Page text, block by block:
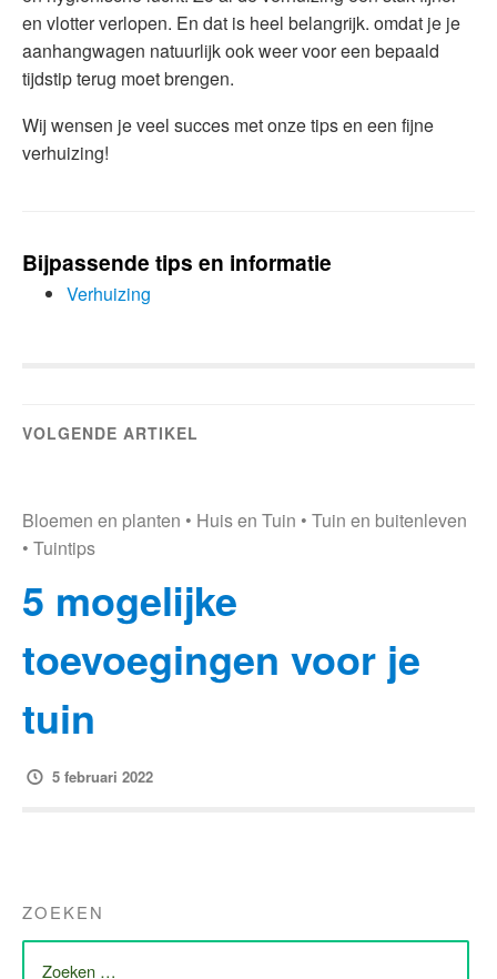
en vlotter verlopen. En dat is heel belangrijk. omdat je je
aanhangwagen natuurlijk ook weer voor een bepaald
tijdstip terug moet brengen.
Wij wensen je veel succes met onze tips en een fijne
verhuizing!
Bijpassende tips en informatie
Verhuizing
VOLGENDE ARTIKEL
Bloemen en planten • Huis en Tuin • Tuin en buitenleven
• Tuintips
5 mogelijke
toevoegingen voor je
tuin
5 februari 2022
ZOEKEN
ZOEK
NAAR: